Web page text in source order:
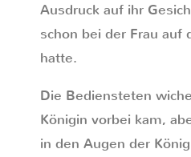
Ausdruck auf ihr
schon bei der Frau auf
hatte.
Die Bediensteten
Königin vorbei kam,
in den Augen der